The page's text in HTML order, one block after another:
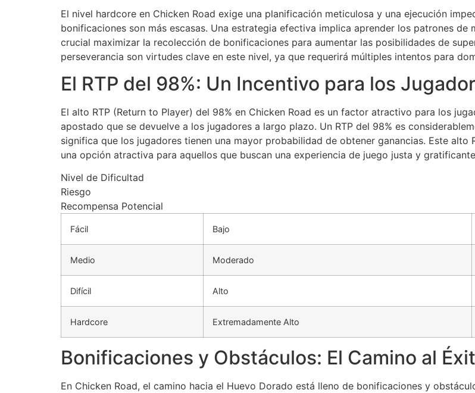
El nivel hardcore en Chicken Road exige una planificación meticulosa y una ejecución
bonificaciones son más escasas. Una estrategia efectiva implica aprender los patrones
crucial maximizar la recolección de bonificaciones para aumentar las posibilidades de
perseverancia son virtudes clave en este nivel, ya que requerirá múltiples intentos para
El RTP del 98%: Un Incentivo para los
El alto RTP (Return to Player) del 98% en Chicken Road es un factor atractivo para los
apostado que se devuelve a los jugadores a largo plazo. Un RTP del 98% es
significa que los jugadores tienen una mayor probabilidad de obtener ganancias. Este
una opción atractiva para aquellos que buscan una experiencia de juego justa y
Nivel de Dificultad
Riesgo
Recompensa Potencial
Fácil Bajo
Medio Moderado
Difícil Alto
Hardcore Extremadamente Alto
Bonificaciones y Obstáculos: El Camino al
En Chicken Road, el camino hacia el Huevo Dorado está lleno de bonificaciones y